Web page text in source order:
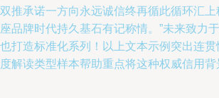
推承诺一方向永远诚信终再循此循环汇
品牌时代持久基石有记称情。”未来致
打造标准化系列！以上文本示例突出连
解读类型样本帮助重点将这种权威信用